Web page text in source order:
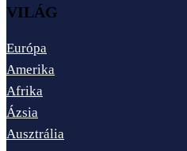
VILÁG
Európa
Amerika
Afrika
Ázsia
Ausztrália